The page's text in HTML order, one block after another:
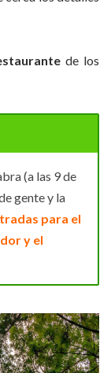
de los
(a las 9 de
gente y la
para el
y el